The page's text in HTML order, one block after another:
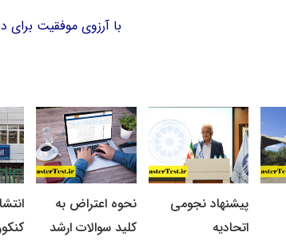
با آرزوی موفقیت برای
پیشنهاد نجومی
اتحادیه
نحوه اعتراض به
کلید سوالات ارشد
کنکور